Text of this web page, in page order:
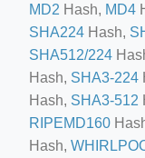
crew-neck-navy-blue/
MD2 Hash, MD4
SHA224 Hash,
SHA512/224
Hash, SHA3-224
Hash, SHA3-512
RIPEMD160
Hash,